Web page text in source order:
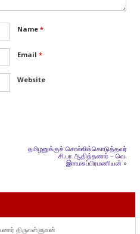
Name *
Email *
Website
தமிழனுக்குச் சொல்லிக்கொடுத்தவர்
சி.பா.ஆதித்தனார் – வெ.
இராமசுப்பிரமணியன் »
திருவள்ளுவன்